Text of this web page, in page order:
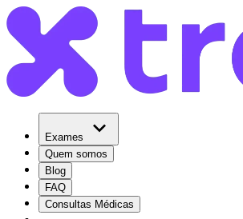
Exames
Quem somos
Blog
FAQ
Consultas Médicas